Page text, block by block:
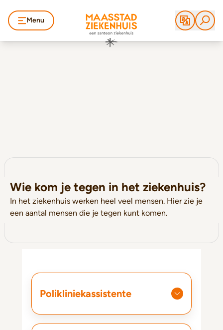
Menu
Wie kom je tegen in het ziekenhuis?
In het ziekenhuis werken heel veel mensen. Hier zie je
een aantal mensen die je tegen kunt komen.
Polikliniekassistente